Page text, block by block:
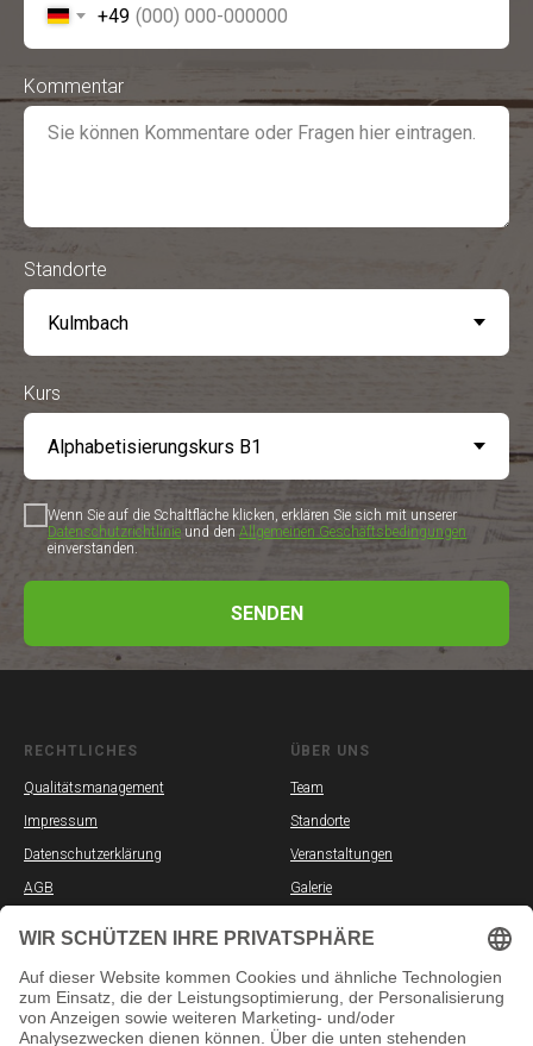
+49
Kommentar
Standorte
Kurs
Wenn Sie auf die Schaltfläche klicken, erklären Sie sich mit unserer
Datenschutzrichtlinie und den Allgemeinen Geschäftsbedingungen
einverstanden.
SENDEN
RECHTLICHES
Qualitätsmanagement
Impressum
Datenschutzerklärung
AGB
ÜBER UNS
Team
Standorte
Veranstaltungen
Galerie
SOZIALE MEDIEN INFORMATION